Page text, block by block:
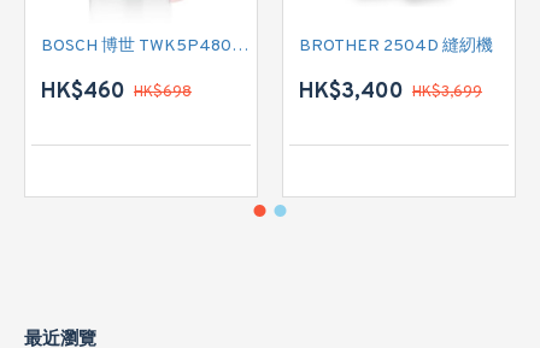
BOSCH 博世 TWK5P480GB 電熱式水壺
HK$460 HK$698
BROTHER 2504D 縫紉機
HK$3,400 HK$3,699
最近瀏覽